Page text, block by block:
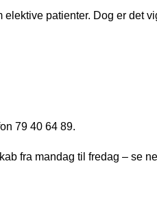
patienter. Dog er det
79 40 64 89.
fra mandag til fredag – se